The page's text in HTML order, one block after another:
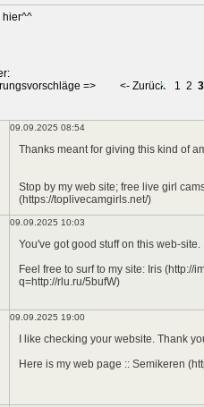
hier^^
=>
<- Zurück 1 2 3
09.09.2025 08:54
Thanks meant for giving this kind of
Stop by my web site; free live girl
(https://toplivecamgirls.net/)
09.09.2025 10:03
You've got good stuff on this web-site.
Feel free to surf to my site: Iris (http://
q=http://rlu.ru/5bufW)
09.09.2025 19:00
I like checking your website. Thank
Here is my web page :: Semikeren
*
*